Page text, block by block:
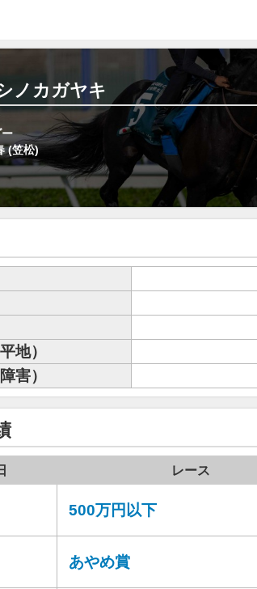
ノカガヤキ
(笠松)
地）
害）
レース
500万円以下
あやめ賞